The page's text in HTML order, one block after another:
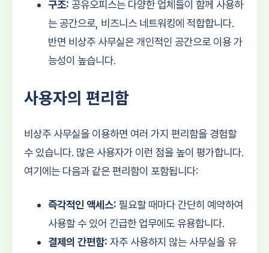
구조: 공유오피스는 다양한 업체들이 함께 사용하
는 공간으로, 비즈니스 네트워킹에 적합합니다.
반면 비상주 사무실은 개인적인 공간으로 이용 가
능성이 높습니다.
사용자의 편리함
비상주 사무실을 이용하면 여러 가지 편리함을 경험할
수 있습니다. 많은 사용자가 이런 점을 높이 평가합니다.
여기에는 다음과 같은 편리함이 포함됩니다:
즉각적인 액세스: 필요할 때마다 간단히 예약하여
사용할 수 있어 긴급한 업무에도 유용합니다.
결제의 간편함: 자주 사용하지 않는 사무실을 유